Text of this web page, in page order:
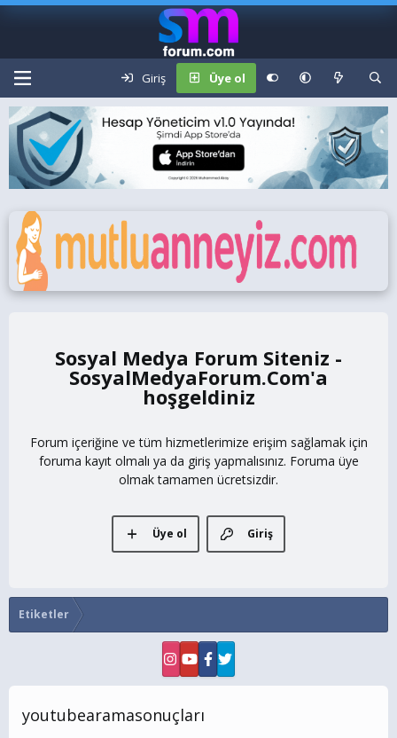
Giriş Üye ol
Sosyal Medya Forum Siteniz -
SosyalMedyaForum.Com
Forum içeriğine ve tüm hizmetlerimize erişim sağlamak için
foruma kayıt olmalı ya da giriş yapmalısınız. Foruma üye
olmak tamamen ücretsizdir.
Giriş
Üye ol
Etiketler
youtubearamasonuçları